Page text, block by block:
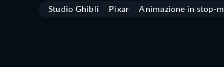
Studio Ghibli
Pixar Animazione in stop-